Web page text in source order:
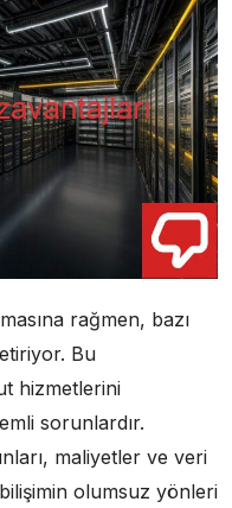
rağmen, bazı
Bu
hizmetlerini
sorunlardır.
maliyetler ve veri
olumsuz yönleri